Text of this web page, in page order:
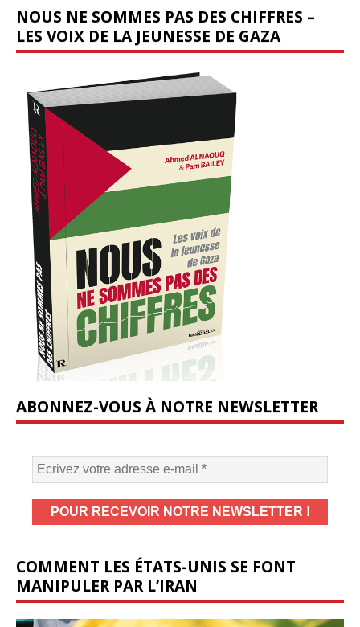
NOUS NE SOMMES PAS DES CHIFFRES –
LES VOIX DE LA JEUNESSE DE GAZA
ABONNEZ-VOUS À NOTRE NEWSLETTER
COMMENT LES ÉTATS-UNIS SE FONT
MANIPULER PAR L’IRAN